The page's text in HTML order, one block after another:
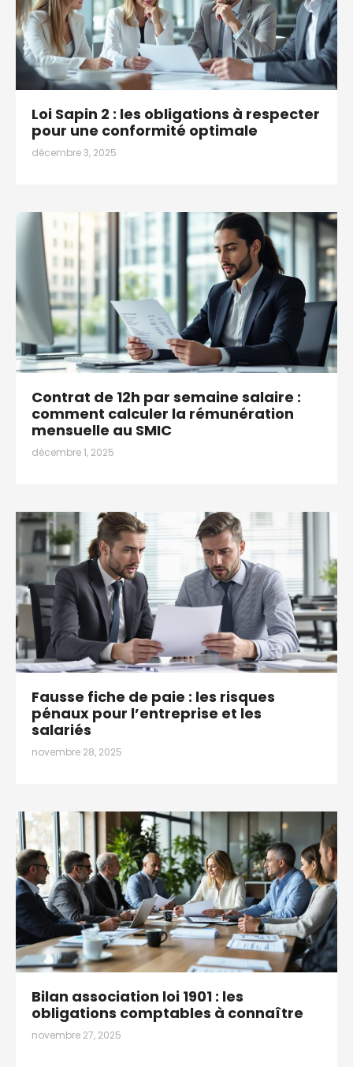
Loi Sapin 2 : les obligations à respecter
pour une conformité optimale
décembre 3, 2025
Contrat de 12h par semaine salaire :
comment calculer la rémunération
mensuelle au SMIC
décembre 1, 2025
Fausse fiche de paie : les risques
pénaux pour l’entreprise et les
salariés
novembre 28, 2025
Bilan association loi 1901 : les
obligations comptables à connaître
novembre 27, 2025